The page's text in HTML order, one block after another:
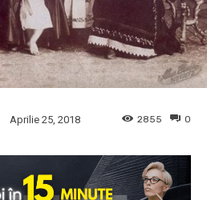
Aprilie 25, 2018 0
2855